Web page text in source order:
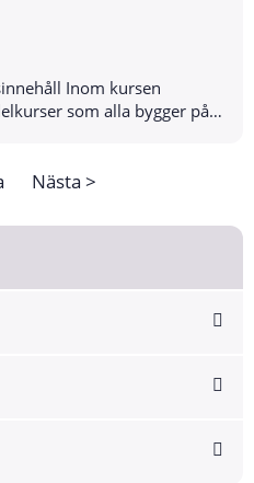
Inom kursen
som alla bygger på
Nästa >